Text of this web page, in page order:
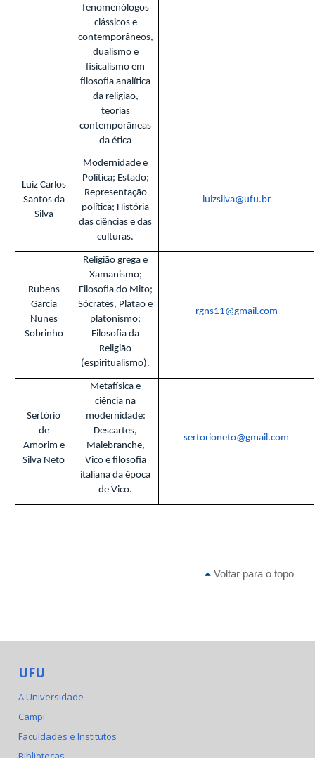
fenomenólogos
clássicos e
contemporâneos,
dualismo e
fisicalismo em
filosofia analítica
da religião,
teorias
contemporâneas
da ética
Luiz Carlos
Santos da
Silva
Modernidade e
Política; Estado;
Representação
política; História
das ciências e das
culturas.
luizsilva@ufu.br
Rubens
Garcia
Nunes
Sobrinho
Religião grega e
Xamanismo;
Filosofia do Mito;
Sócrates, Platão e
platonismo;
Filosofia da
Religião
(espiritualismo).
rgns11@gmail.com
Sertório
de
Amorim e
Silva Neto
Metafísica e
ciência na
modernidade:
Descartes,
Malebranche,
Vico e filosofia
italiana da época
de Vico.
sertorioneto@gmail.com
Voltar para o topo
UFU
A Universidade
Campi
Faculdades e Institutos